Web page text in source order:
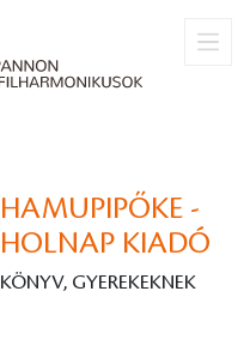
HAMUPIPŐKE -
HOLNAP KIADÓ
KÖNYV, GYEREKEKNEK